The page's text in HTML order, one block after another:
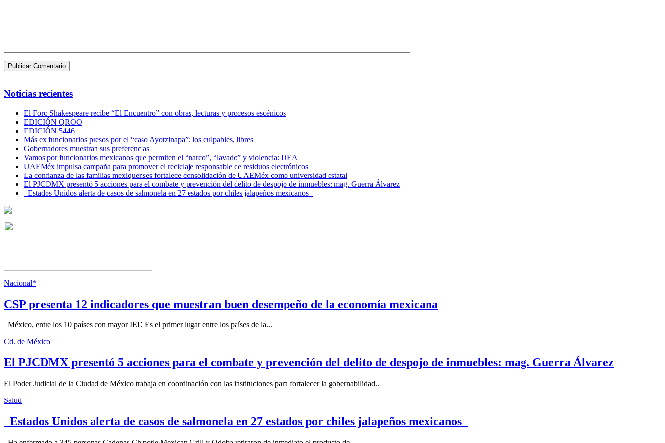
Noticias recientes
El Foro Shakespeare recibe “El Encuentro” con obras, lecturas y procesos escénicos
EDICIÓN QROO
EDICIÓN 5446
Más ex funcionarios presos por el “caso Ayotzinapa”; los culpables, libres
Gobernadores muestran sus preferencias
Vamos por funcionarios mexicanos que permiten el “narco”, “lavado” y violencia: DEA
UAEMéx impulsa campaña para promover el reciclaje responsable de residuos electrónicos
La confianza de las familias mexiquenses fortalece consolidación de UAEMéx como universidad estatal
El PJCDMX presentó 5 acciones para el combate y prevención del delito de despojo de inmuebles: mag. Guerra Álvarez
Estados Unidos alerta de casos de salmonela en 27 estados por chiles jalapeños mexicanos
Nacional*
CSP presenta 12 indicadores que muestran buen desempeño de la economía mexicana
México, entre los 10 países con mayor IED Es el primer lugar entre los países de la...
Cd. de México
El PJCDMX presentó 5 acciones para el combate y prevención del delito de despojo de inmuebles: mag. Guerra Álvarez
El Poder Judicial de la Ciudad de México trabaja en coordinación con las instituciones para fortalecer la gobernabilidad...
Salud
Estados Unidos alerta de casos de salmonela en 27 estados por chiles jalapeños mexicanos